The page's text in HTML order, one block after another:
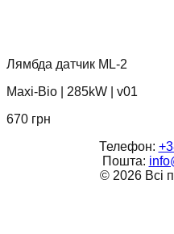
Лямбда датчик ML-2
Maxi-Bio
285kW
v01
670 грн
Телефон:
Пошта:
© 2026 Всі